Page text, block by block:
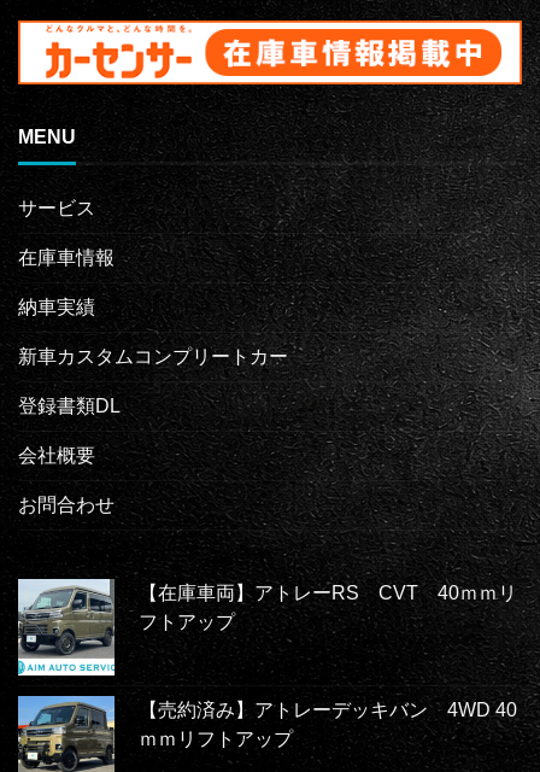
MENU
サービス
在庫車情報
納車実績
新車カスタムコンプリートカー
登録書類DL
会社概要
お問合わせ
【在庫車両】アトレーRS CVT 40ｍｍリ
フトアップ
【売約済み】アトレーデッキバン 4WD 40
ｍｍリフトアップ